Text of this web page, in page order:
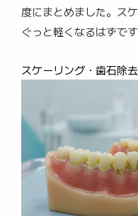
度にまとめました。ス
ぐっと軽くなるはずです
スケーリング・歯石除